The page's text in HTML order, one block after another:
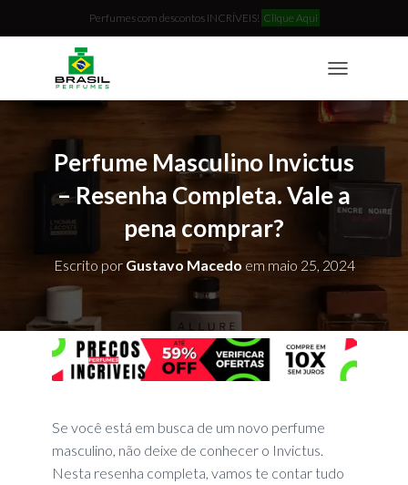
Perfumes com descontos INCRÍVEIS! Clique Aqui
O
E
N
A
A
T
O
Perfume Masculino Invictus
– Resenha Completa. Vale a
pena comprar?
Escrito por Gustavo Macedo em maio 25, 2024
Se você está em busca de um novo perfume
masculino, não deixe de conhecer o Invictus.
Nesta resenha completa, vamos te contar tudo